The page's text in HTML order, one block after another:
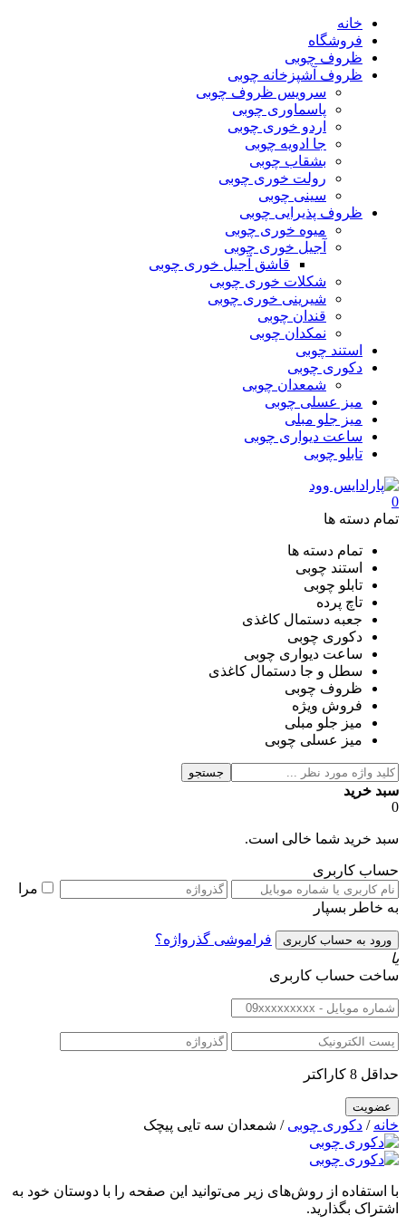
خانه
فروشگاه
ظروف چوبی
ظروف آشپزخانه چوبی
سرویس ظروف چوبی
پاسماوری چوبی
اردو خوری چوبی
جا ادویه چوبی
بشقاب چوبی
رولت خوری چوبی
سینی چوبی
ظروف پذیرایی چوبی
میوه خوری چوبی
آجیل خوری چوبی
قاشق آجیل خوری چوبی
شکلات خوری چوبی
شیرینی خوری چوبی
قندان چوبی
نمکدان چوبی
استند چوبی
دکوری چوبی
شمعدان چوبی
میز عسلی چوبی
میز جلو مبلی
ساعت دیواری چوبی
تابلو چوبی
0
تمام دسته ها
تمام دسته ها
استند چوبی
تابلو چوبی
تاچ پرده
جعبه دستمال کاغذی
دکوری چوبی
ساعت دیواری چوبی
سطل و جا دستمال کاغذی
ظروف چوبی
فروش ویژه
میز جلو مبلی
میز عسلی چوبی
جستجو
سبد خرید
0
سبد خرید شما خالی است.
حساب کاربری
مرا
به خاطر بسپار
فراموشی گذرواژه؟
یا
ساخت حساب کاربری
حداقل 8 کاراکتر
خانه / دکوری چوبی / شمعدان سه تایی پیچک
با استفاده از روش‌های زیر می‌توانید این صفحه را با دوستان خود به
اشتراک بگذارید.